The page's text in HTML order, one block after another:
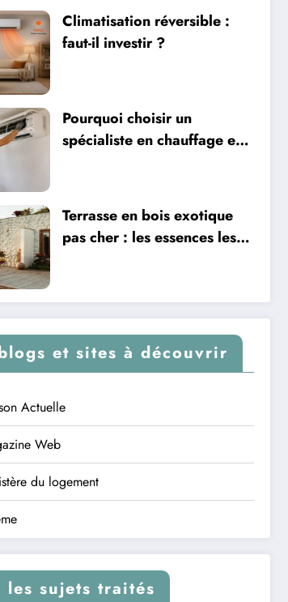
Climatisation réversible :
faut-il investir ?
Pourquoi choisir un
spécialiste en chauffage et
Terrasse en bois exotique
pas cher : les essences les
et sites à découvrir
Actuelle
Web
du logement
les sujets traités